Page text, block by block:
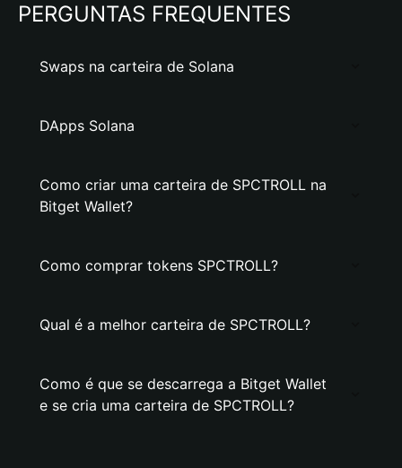
PERGUNTAS FREQUENTES
Swaps na carteira de Solana
DApps Solana
Como criar uma carteira de SPCTROLL na
Bitget Wallet?
Como comprar tokens SPCTROLL?
Qual é a melhor carteira de SPCTROLL?
Como é que se descarrega a Bitget Wallet
e se cria uma carteira de SPCTROLL?